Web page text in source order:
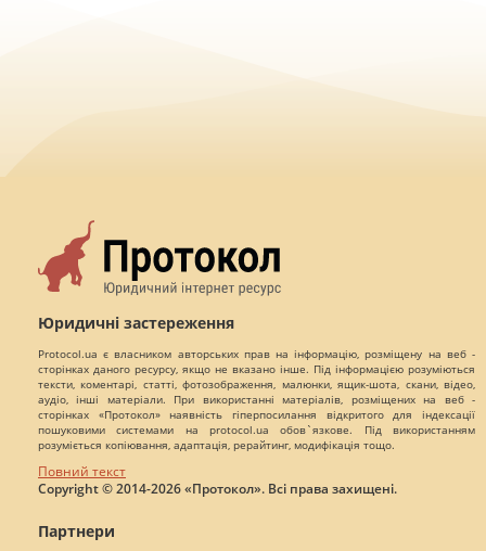
Юридичні застереження
Protocol.ua є власником авторських прав на інформацію, розміщену на веб -
сторінках даного ресурсу, якщо не вказано інше. Під інформацією розуміються
тексти, коментарі, статті, фотозображення, малюнки, ящик-шота, скани, відео,
аудіо, інші матеріали. При використанні матеріалів, розміщених на веб -
сторінках «Протокол» наявність гіперпосилання відкритого для індексації
пошуковими системами на protocol.ua обов`язкове. Під використанням
розуміється копіювання, адаптація, рерайтинг, модифікація тощо.
Повний текст
Copyright © 2014-2026 «Протокол». Всі права захищені.
Партнери